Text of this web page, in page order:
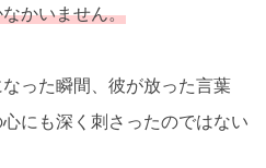
かいません。
った瞬間、彼が放った言葉
にも深く刺さったのではない